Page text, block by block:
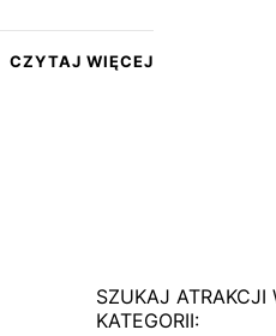
CZYTAJ WIĘCEJ
SZUKAJ ATRAKCJI
KATEGORII: